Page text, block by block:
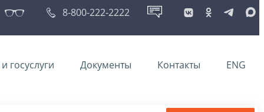
8-800-222-2222
госуслуги Документы Контакты ENG